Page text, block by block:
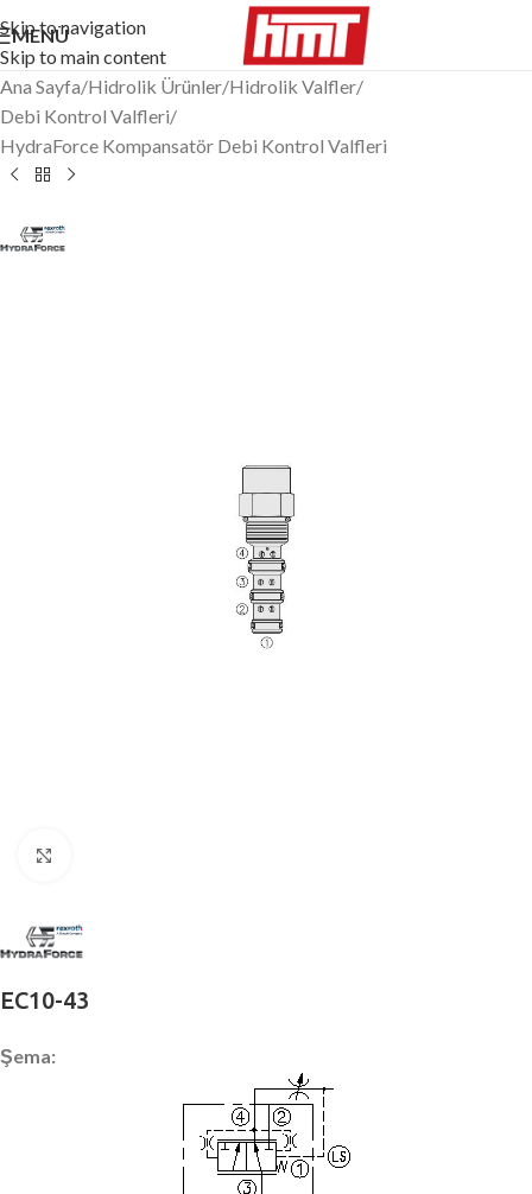
Skip to navigation
Skip to main content
MENÜ
Ana Sayfa/Hidrolik Ürünler/Hidrolik Valfler/
Debi Kontrol Valfleri/
HydraForce Kompansatör Debi Kontrol Valfleri
EC10-43
Şema: